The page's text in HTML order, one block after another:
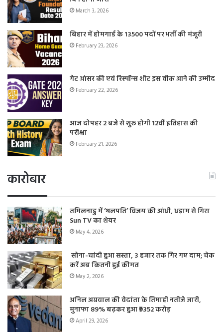
March 3, 2026
बिहार में होमगार्ड के 13500 पदों पर भर्ती की मंजूरी
February 23, 2026
गेट आंसर की एवं रिस्पॉन्स शीट इस वीक आने की उम्मीद
February 22, 2026
आज दोपहर 2 बजे से शुरू होगी 12वीं इतिहास की
परीक्षा
February 21, 2026
कारोबार
तमिलनाडु में ‘थलपति’ विजय की आंधी, धड़ाम से गिरा
Sun TV का शेयर
May 4, 2026
सोना-चांदी हुआ सस्ता, 3 हजार तक गिर गए दाम; चेक
करें अब कितनी हुई कीमत
May 2, 2026
अनिल अग्रवाल की वेदांता के तिमाही नतीजे जारी,
मुनाफा 89% बढ़कर हुआ ₹9352 करोड़
April 29, 2026